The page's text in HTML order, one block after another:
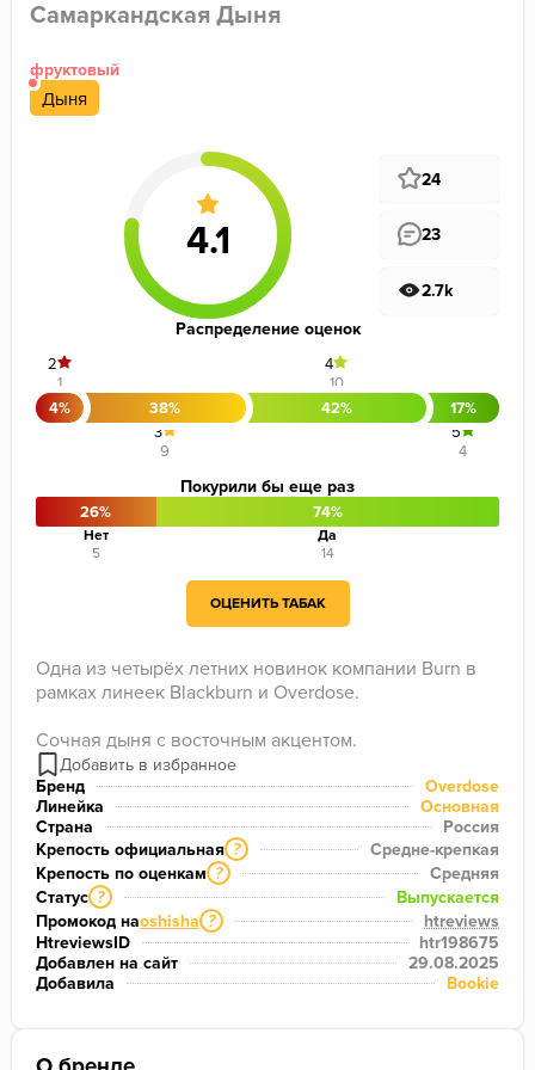
Самаркандская Дыня
фруктовый
Дыня
Одна из четырёх летних новинок компании Burn в
рамках линеек Blackburn и Overdose.
Бренд
Overdose
Линейка
Основная
Страна
Россия
Крепость официальная ?
Средне-крепкая
Крепость по оценкам ?
Средняя
Статус ?
Выпускается
Промокод наoshisha ?
htreviews
HtreviewsID
htr198675
Добавлен на сайт
29.08.2025
Добавила
Bookie
24
23
2.7k
Распределение оценок
4%
2
1
38%
3
9
42%
4
10
17%
5
4
Покурили бы еще раз
26%
Нет
5
74%
Да
14
ОЦЕНИТЬ ТАБАК